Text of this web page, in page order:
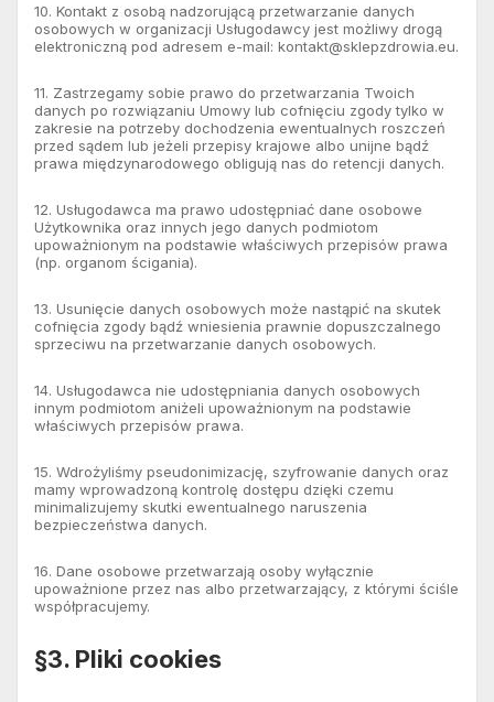
10. Kontakt z osobą nadzorującą przetwarzanie danych
osobowych w organizacji Usługodawcy jest możliwy drogą
elektroniczną pod adresem e-mail: kontakt@sklepzdrowia.eu.
11. Zastrzegamy sobie prawo do przetwarzania Twoich
danych po rozwiązaniu Umowy lub cofnięciu zgody tylko w
zakresie na potrzeby dochodzenia ewentualnych roszczeń
przed sądem lub jeżeli przepisy krajowe albo unijne bądź
prawa międzynarodowego obligują nas do retencji danych.
12. Usługodawca ma prawo udostępniać dane osobowe
Użytkownika oraz innych jego danych podmiotom
upoważnionym na podstawie właściwych przepisów prawa
(np. organom ścigania).
13. Usunięcie danych osobowych może nastąpić na skutek
cofnięcia zgody bądź wniesienia prawnie dopuszczalnego
sprzeciwu na przetwarzanie danych osobowych.
14. Usługodawca nie udostępniania danych osobowych
innym podmiotom aniżeli upoważnionym na podstawie
właściwych przepisów prawa.
15. Wdrożyliśmy pseudonimizację, szyfrowanie danych oraz
mamy wprowadzoną kontrolę dostępu dzięki czemu
minimalizujemy skutki ewentualnego naruszenia
bezpieczeństwa danych.
16. Dane osobowe przetwarzają osoby wyłącznie
upoważnione przez nas albo przetwarzający, z którymi ściśle
współpracujemy.
§3. Pliki cookies